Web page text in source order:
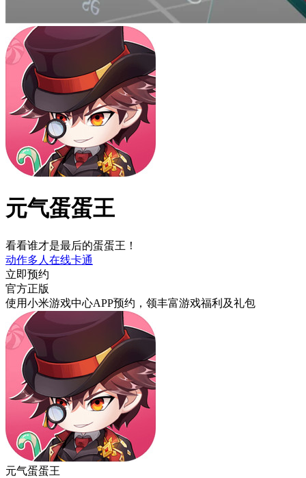
元气蛋蛋王
看看谁才是最后的蛋蛋王！
动作多人在线卡通
立即预约
官方正版
使用小米游戏中心APP预约 ，领丰富游戏福利 及礼包
元气蛋蛋王